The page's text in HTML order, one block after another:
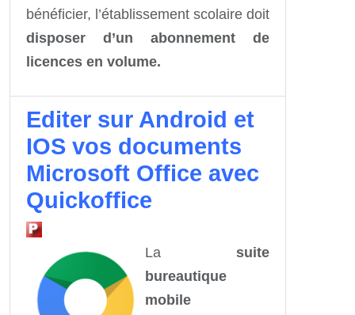
bénéficier, l’établissement scolaire doit
disposer d’un abonnement de
licences en volume.
Editer sur Android et
IOS vos documents
Microsoft Office avec
Quickoffice
La suite
bureautique
mobile